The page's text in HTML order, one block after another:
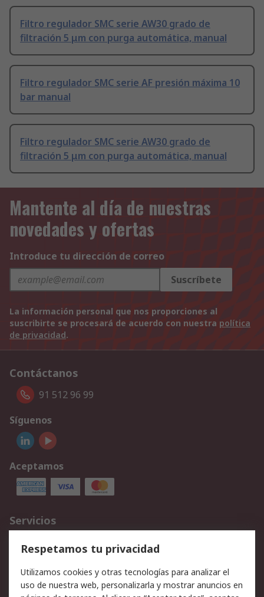
Filtro regulador SMC serie AW30 grado de
filtración 5 μm con purga automática, manual
Filtro regulador SMC serie AF presión máxima 10
bar manual
Filtro regulador SMC serie AW30 grado de
filtración 5 μm con purga automática, manual
Mantente al día de nuestras
novedades y ofertas
Introduce tu dirección de correo
Suscríbete
La información personal que nos proporciones al
suscribirte se procesará de acuerdo con nuestra política
de privacidad.
Contáctanos
91 512 96 99
Síguenos
Aceptamos
Servicios
Cómo realizar pedidos
Devoluciones
Facturación y pago
Ofertas
Soporte técnico
Respetamos tu privacidad
Utilizamos cookies y otras tecnologías para analizar el
uso de nuestra web, personalizarla y mostrar anuncios en